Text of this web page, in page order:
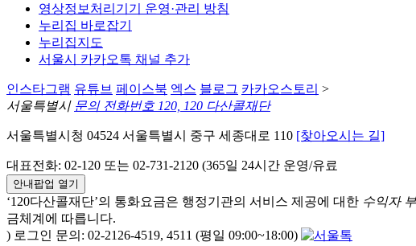
영상정보처리기기 운영·관리 방침
누리집 바로잡기
누리집지도
서울시 카카오톡 채널 추가
인스타그램 유튜브 페이스북 엑스 블로그 카카오스토리 >
서울특별시 문의 전화번호 120, 120 다산콜재단
서울특별시청 04524 서울특별시 중구 세종대로 110 [찾아오시는 길]
대표전화: 02-120 또는 02-731-2120 (365일 24시간 운영/유료
안내팝업 열기
‘120다산콜재단’의 통화요금은 행정기관의 서비스 제공에 대한 수익자
금체계에 따릅니다.
) 로그인 문의: 02-2126-4519, 4511 (평일 09:00~18:00)